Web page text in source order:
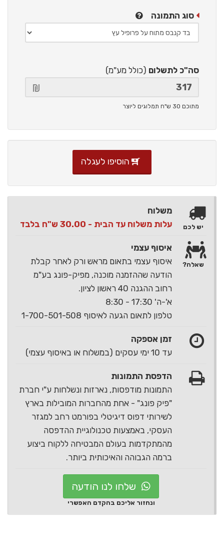
סוג התמונה
סה"כ לתשלום (כולל מע"מ)
מתוכם 30 ש"ח תמלוגים ליוצר
הוסיפו לעגלה
משלוח
עלות משלוח עד הבית - 30.00 ש"ח בלבד
איסוף עצמי
איסוף עצמי בתאום מראש ורק לאחר קבלת
הודעה שההזמנה מוכנה, מפיק-פונג בע"מ
רחוב ההגנה 40 ראשון לציון.
א'-ה' 17:30 - 8:30
טלפון לתאום הגעה לאיסוף 1-700-501-508
זמן אספקה
עד 10 ימי עסקים (במשלוח או באיסוף עצמי)
הדפסת התמונות
התמונות מודפסות, נארזות ונשלחות ע"י חברת
"פיק פונג" - אחת מהחברות המובילות בארץ
לשירותי דפוס דיגיטלי בפורמט רחב למגזר
העסקי, באמצעות טכנולוגיית ההדפסה
מהמתקדמות בעולם המבטיחה ללקוח ביצוע
ברמה הגבוהה והאיכותית ביותר.
יש לכם
שאלה?
שלחו לנו הודעה
ונחזור אליכם בהקדם האפשרי